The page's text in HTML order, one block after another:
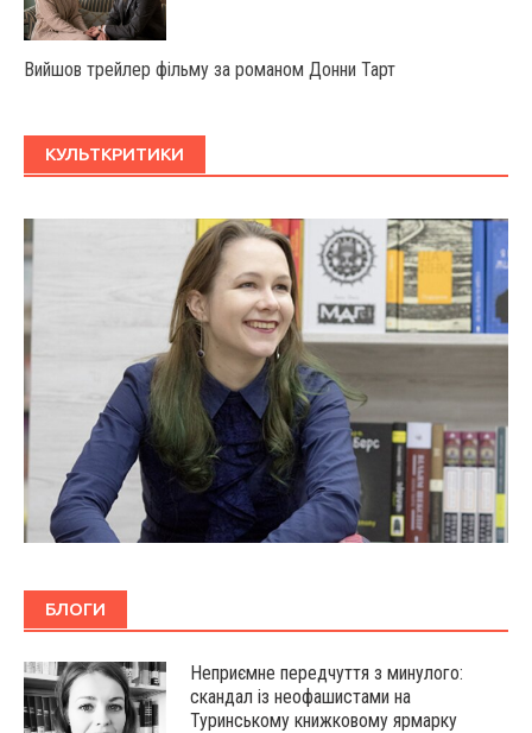
Вийшов трейлер фільму за романом Донни Тарт
КУЛЬТКРИТИКИ
БЛОГИ
Неприємне передчуття з минулого:
скандал із неофашистами на
Туринському книжковому ярмарку